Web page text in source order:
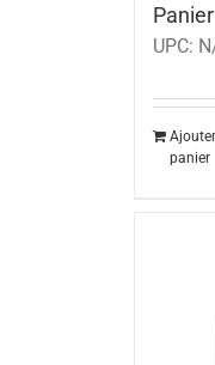
UPC:
panier